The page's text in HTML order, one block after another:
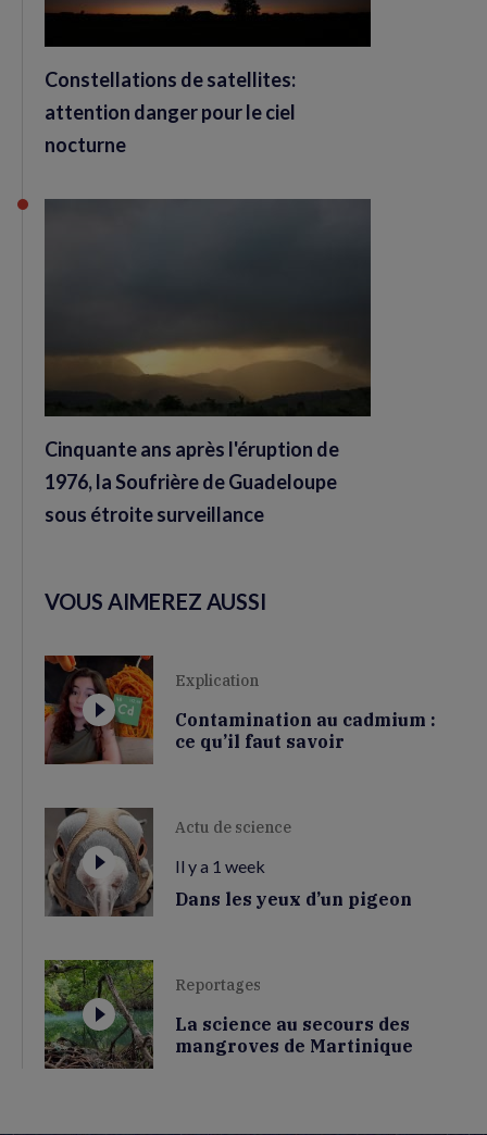
Constellations de satellites:
attention danger pour le ciel
nocturne
Cinquante ans après l'éruption de
1976, la Soufrière de Guadeloupe
sous étroite surveillance
VOUS AIMEREZ AUSSI
Explication
Contamination au cadmium :
ce qu’il faut savoir
Actu de science
Il y a 1 week
Dans les yeux d’un pigeon
Reportages
La science au secours des
mangroves de Martinique